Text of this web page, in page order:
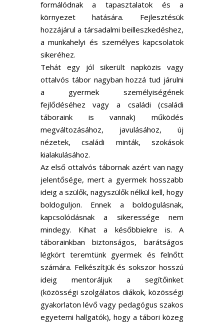
formálódnak a tapasztalatok és a
környezet hatására. Fejlesztésük
hozzájárul a társadalmi beilleszkedéshez,
a munkahelyi és személyes kapcsolatok
sikeréhez.
Tehát egy jól sikerült napközis vagy
ottalvós tábor nagyban hozzá tud járulni
a gyermek személyiségének
fejlődéséhez vagy a családi (családi
táboraink is vannak) működés
megváltozásához, javulásához, új
nézetek, családi minták, szokások
kialakulásához.
Az első ottalvós tábornak azért van nagy
jelentősége, mert a gyermek hosszabb
ideig a szülők, nagyszülők nélkül kell, hogy
boldoguljon. Ennek a boldogulásnak,
kapcsolódásnak a sikeressége nem
mindegy. Kihat a későbbiekre is. A
táborainkban biztonságos, barátságos
légkört teremtünk gyermek és felnőtt
számára. Felkészítjük és sokszor hosszú
ideig mentoráljuk a segítőinket
(közösségi szolgálatos diákok, közösségi
gyakorlaton lévő vagy pedagógus szakos
egyetemi hallgatók), hogy a tábori közeg